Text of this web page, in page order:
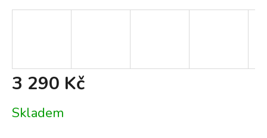
3 290 Kč
cena:
Skladem